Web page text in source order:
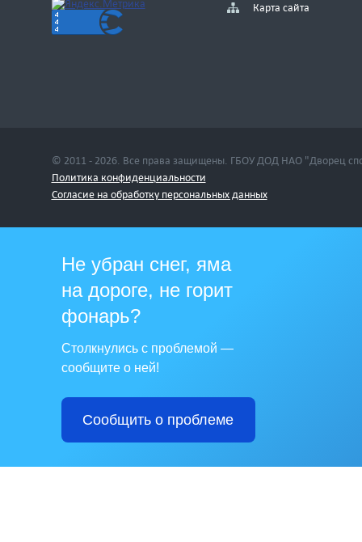
Карта сайта
© 2011 - 2026. Все права защищены. ГБОУ ДОД НАО "Дворец
Политика конфиденциальности
Cогласие на обработку персональных данных
Не убран снег, яма
на дороге, не горит
фонарь?
Столкнулись с проблемой —
сообщите о ней!
Сообщить о проблеме